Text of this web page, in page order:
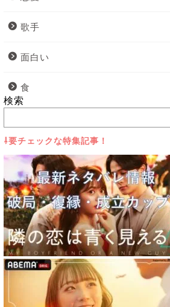
歌手
面白い
食
検索
⇩要チェックな特集記事！